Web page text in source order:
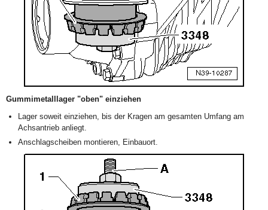
Gummimetalllager "oben" einziehen
Lager soweit einziehen, bis der Kragen am gesamten Umfang am
Achsantrieb anliegt.
Anschlagscheiben montieren, Einbauort.